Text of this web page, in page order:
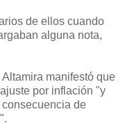
de ellos cuando
alguna nota,
manifestó que
por inflación "y
de